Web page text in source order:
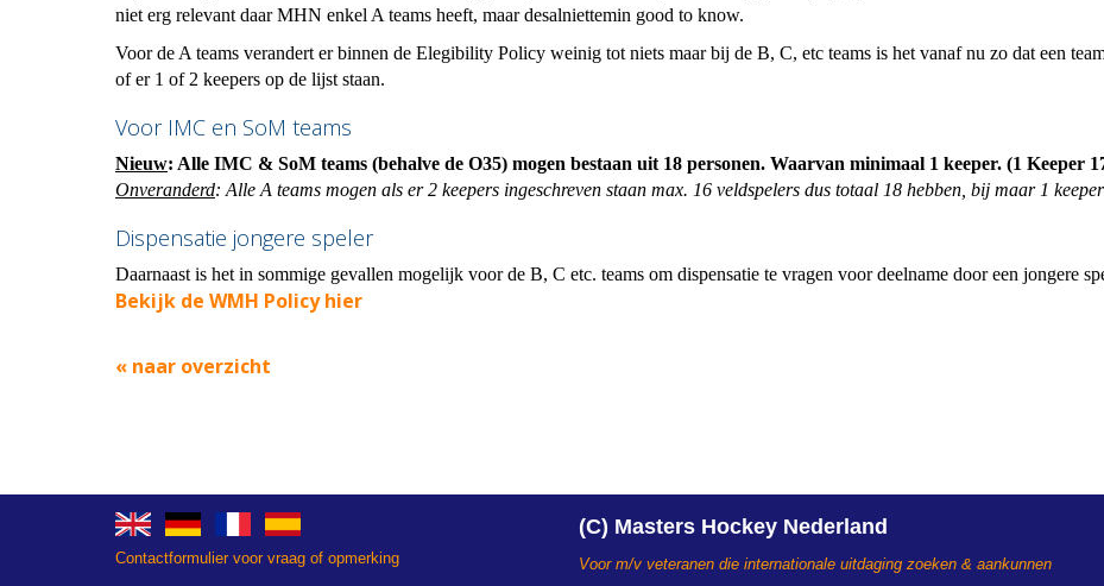
niet erg relevant daar MHN enkel A teams heeft, maar desalniettemin good to know.
Voor de A teams verandert er binnen de Elegibility Policy weinig tot niets maar bij de B, C, etc teams is het vanaf nu zo dat een
of er 1 of 2 keepers op de lijst staan.
Voor IMC en SoM teams
Nieuw: Alle IMC & SoM teams (behalve de O35) mogen bestaan uit 18 personen. Waarvan minimaal 1 keeper. (1 Keeper
Onveranderd: Alle A teams mogen als er 2 keepers ingeschreven staan max. 16 veldspelers dus totaal 18 hebben, bij maar 1
Dispensatie jongere speler
Daarnaast is het in sommige gevallen mogelijk voor de B, C etc. teams om dispensatie te vragen voor deelname door een jongere
Bekijk de WMH Policy hier
« naar overzicht
Contactformulier voor vraag of opmerking
(C) Masters Hockey Nederland
Voor m/v veteranen die internationale uitdaging zoeken & aankunnen